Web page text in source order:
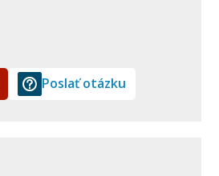
Poslať otázku